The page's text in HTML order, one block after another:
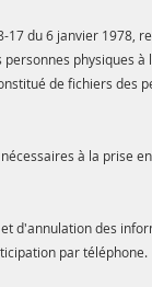
du 6 janvier 1978,
physiques à
de fichiers des
à la prise
d'annulation des
par téléphone.